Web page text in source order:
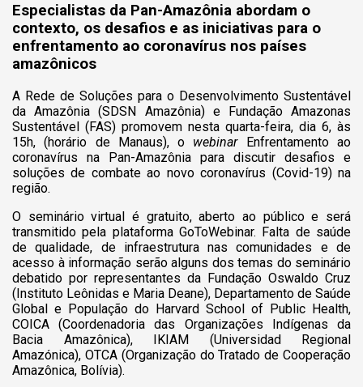
Especialistas da Pan-Amazônia abordam o
contexto, os desafios e as iniciativas para o
enfrentamento ao coronavírus nos países
amazônicos
A Rede de Soluções para o Desenvolvimento Sustentável
da Amazônia (SDSN Amazônia) e Fundação Amazonas
Sustentável (FAS) promovem nesta quarta-feira, dia 6, às
15h, (horário de Manaus), o webinarEnfrentamento ao
coronavírus na Pan-Amazônia para discutir desafios e
soluções de combate ao novo coronavírus (Covid-19) na
região.
O seminário virtual é gratuito, aberto ao público e será
transmitido pela plataforma GoToWebinar. Falta de saúde
de qualidade, de infraestrutura nas comunidades e de
acesso à informação serão alguns dos temas do seminário
debatido por representantes da Fundação Oswaldo Cruz
(Instituto Leônidas e Maria Deane), Departamento de Saúde
Global e População do Harvard School of Public Health,
COICA (Coordenadoria das Organizações Indígenas da
Bacia Amazônica), IKIAM (Universidad Regional
Amazónica), OTCA (Organização do Tratado de Cooperação
Amazônica, Bolívia).